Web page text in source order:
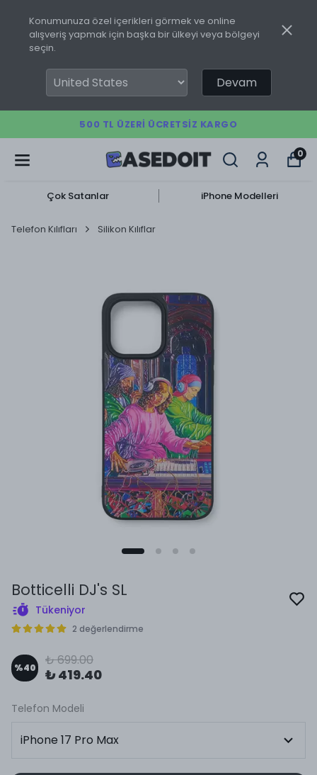
Konumunuza özel içerikleri görmek ve online
alışveriş yapmak için başka bir ülkeyi veya bölgeyi
seçin.
Devam
500 TL ÜZERI ÜCRETSIZ KARGO
0
Çok Satanlar iPhone Modelleri
Telefon Kılıfları Silikon Kılıflar
Botticelli DJ's SL
Tükeniyor
2 değerlendirme
%40 ₺ 699.00
₺ 419.40
Telefon Modeli